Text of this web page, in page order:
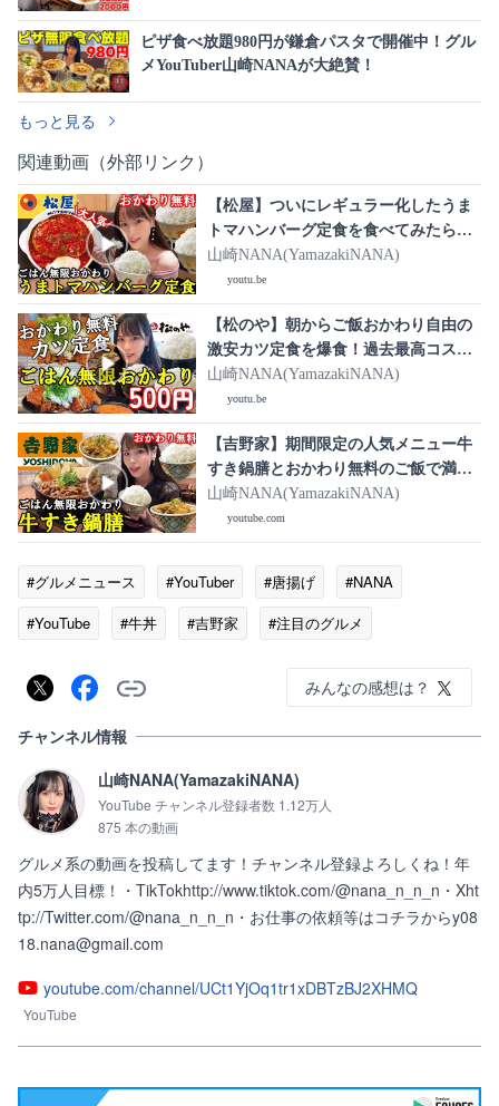
ピザ食べ放題980円が鎌倉パスタで開催中！グル
メYouTuber山崎NANAが大絶賛！
もっと見る
関連動画（外部リンク）
【松屋】ついにレギュラー化したうま
トマハンバーグ定食を食べてみたら最
高に美味しすぎた！大人気メニューを
おかずにおかわり自由のご飯を食べ放
題しまくった爆食女【大食い】
山崎NANA(YamazakiNANA)
youtu.be
【松のや】朝からご飯おかわり自由の
激安カツ定食を爆食！過去最高コスパ
の定食をおかずにご飯を食べ過ぎたら
満腹になって幸せを感じた女【大食
い】
山崎NANA(YamazakiNANA)
youtu.be
【吉野家】期間限定の人気メニュー牛
すき鍋膳とおかわり無料のご飯で満腹
モーニング！大盛りお肉をおかずに自
由にご飯を食べ放題した爆食女【大食
い】
山崎NANA(YamazakiNANA)
youtube.com
#グルメニュース #YouTuber #唐揚げ
#NANA
#YouTube
#牛丼 #吉野家 #注目のグルメ
みんなの感想は？
チャンネル情報
山崎NANA(YamazakiNANA)
YouTube チャンネル登録者数 1.12万人
875 本の動画
グルメ系の動画を投稿してます！チャンネル登録よろしくね！年
内5万人目標！・TikTokhttp://www.tiktok.com/@nana_n_n_n・Xht
tp://Twitter.com/@nana_n_n_n・お仕事の依頼等はコチラからy08
18.nana@gmail.com
youtube.com/channel/UCt1YjOq1tr1xDBTzBJ2XHMQ
YouTube